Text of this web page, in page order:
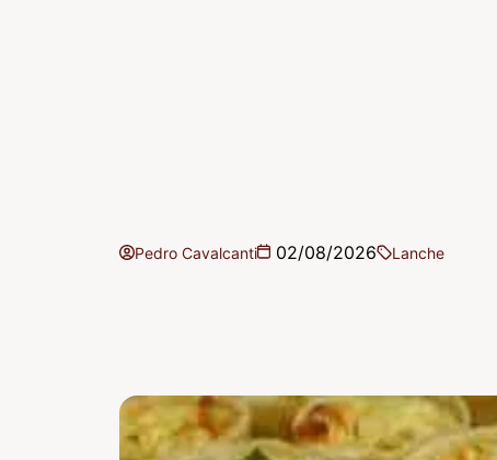
Pedro Cavalcanti 02/08/2026 Lanche